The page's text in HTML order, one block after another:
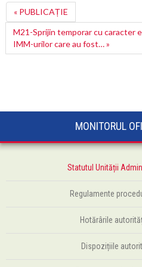
« PUBLICAȚIE
M21-Sprijin temporar cu caracter
IMM-urilor care au fost… »
MONITORUL
Statutul Unității
Regulamente
Hotărârile
Dispozițiile